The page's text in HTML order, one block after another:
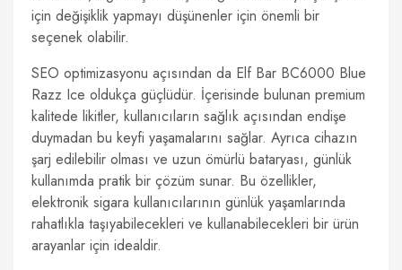
için değişiklik yapmayı düşünenler için önemli bir
seçenek olabilir.
SEO optimizasyonu açısından da Elf Bar BC6000 Blue
Razz Ice oldukça güçlüdür. İçerisinde bulunan premium
kalitede likitler, kullanıcıların sağlık açısından endişe
duymadan bu keyfi yaşamalarını sağlar. Ayrıca cihazın
şarj edilebilir olması ve uzun ömürlü bataryası, günlük
kullanımda pratik bir çözüm sunar. Bu özellikler,
elektronik sigara kullanıcılarının günlük yaşamlarında
rahatlıkla taşıyabilecekleri ve kullanabilecekleri bir ürün
arayanlar için idealdir.